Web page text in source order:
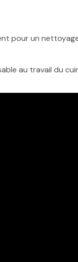
pour un nettoyage
au travail du